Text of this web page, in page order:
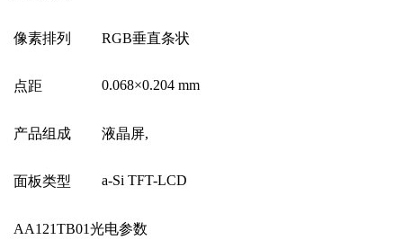
像素排列 RGB垂直条状
点距 0.068×0.204 mm
产品组成 液晶屏,
面板类型 a-Si TFT-LCD
AA121TB01光电参数